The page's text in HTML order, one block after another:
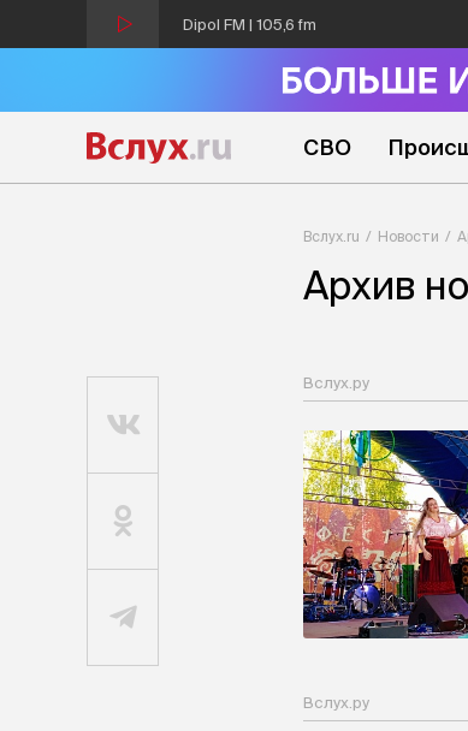
Dipol FM | 105,6 fm
СВО
Вслух.ru Новости
Архив
Вслух.ру
Вслух.ру